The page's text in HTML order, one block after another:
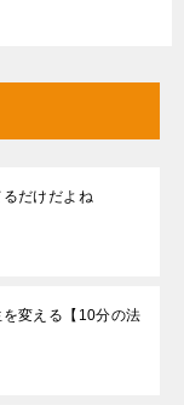
だけだよね
変える【10分の法